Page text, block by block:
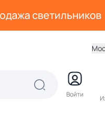
светильников
Войти